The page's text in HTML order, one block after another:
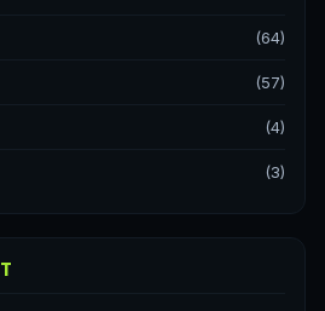
(64)
(57)
(4)
(3)